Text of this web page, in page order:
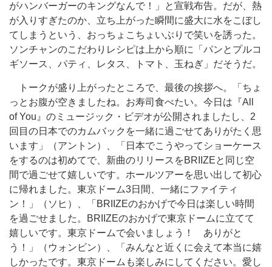
がハンバーガーのキングなんで！」と宣戦布告。だが、熱
が入りすぎたのか、立ち上がった瞬間に盛大に水をこぼし
てしまうという、おっちょこちょいぶりで笑いを誘った。
ソンチャンのこだわりレシピは上から順に「パンとプルコ
ギソース、パティ、レタス、トマト、玉ねぎ」だそうだ。
トークが盛り上がったところで、最後の挨拶へ。「ちょ
っとお腹が空きましたね。お寿司食べたい。今日は『All
of You』のミュージック・ビデオが公開されましたし、2
回目の日本でのカムバックを一緒に過ごせてありがたく思
います」（アントン）、「日本でこうやってショーケース
をするのは初めてで、新曲のリリースをBRIIZEと同じ空
間で過ごせて嬉しいです。ホールツアーを思い出して初心
に帰れました。東京ドーム3日間、一緒にファイティ
ン！」（ソヒ）、「BRIIZEのおかげで今日は楽しい時間
を過ごせました。BRIIZEのおかげで東京ドームに立てて
嬉しいです。東京ドームで会いましょう！ ありがと
う！」（ウォンビン）、「みんなと近くに会えて本当に嬉
しかったです。東京ドームも楽しみにしてください。愛し